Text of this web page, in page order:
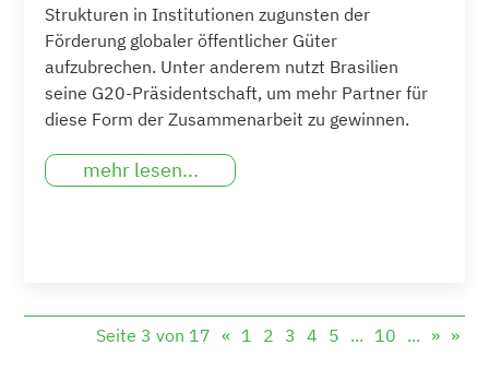
Strukturen in Institutionen zugunsten der
Förderung globaler öffentlicher Güter
aufzubrechen. Unter anderem nutzt Brasilien
seine G20-Präsidentschaft, um mehr Partner für
diese Form der Zusammenarbeit zu gewinnen.
mehr lesen...
Seite 3 von 17 « 1 2 3 4 5 ... 10 ... » »